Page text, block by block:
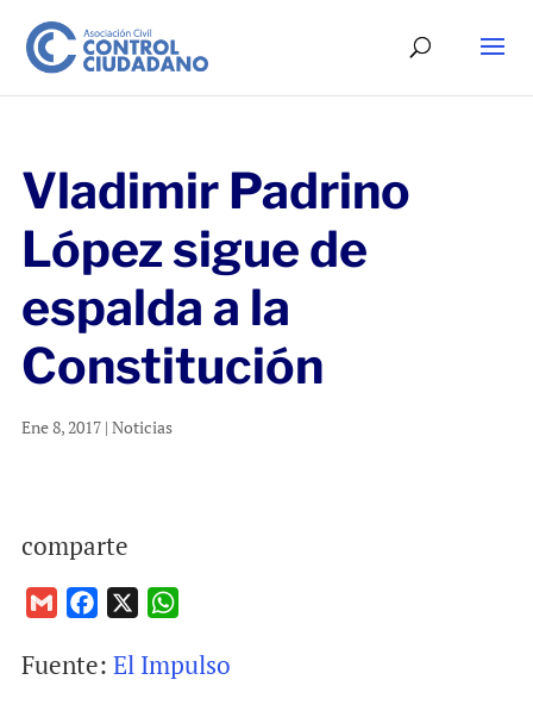
Vladimir Padrino
López sigue de
espalda a la
Constitución
Ene 8, 2017| Noticias
comparte
a
c
a
Fuente: El Impulso